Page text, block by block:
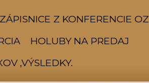
ZÁPISNICE Z KONFERENCIE OZ
HOLUBY NA PREDAJ
,VÝSLEDKY.